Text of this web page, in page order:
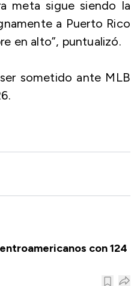
meta sigue siendo la
a Puerto Rico
en alto”, puntualizó.
sometido ante MLB
con 124